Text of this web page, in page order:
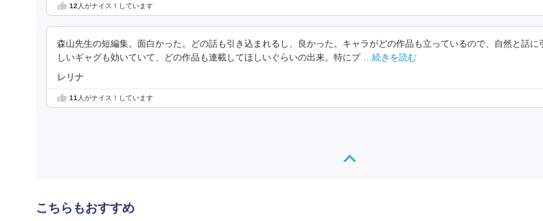
12 人がナイス！しています
森山先生の短編集。面白かった。どの話も引き込まれるし、良かった。キャラがどの作品も立っているので、自然と話に
しいギャグも効いていて、どの作品も連載してほしいぐらいの出来。特にプ …続きを読む
レリナ
11人がナイス！しています
こちらもおすすめ